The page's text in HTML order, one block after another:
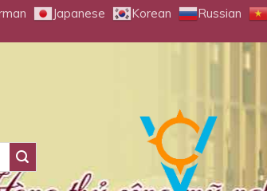
Japanese Korean Russian